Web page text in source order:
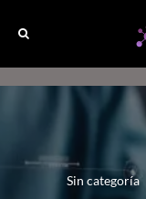
Sin categoría